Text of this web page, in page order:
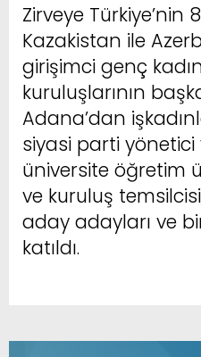
Zirveye Türkiye’nin
Kazakistan ile
girişimci genç
kuruluşlarının
Adana’dan
siyasi parti yönetici
üniversite öğretim
ve kuruluş
aday adayları ve
katıldı.